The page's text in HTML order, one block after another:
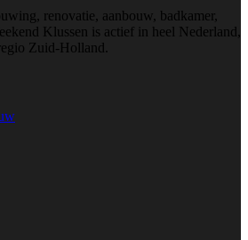
renovatie, aanbouw, badkamer,
Klussen is actief in heel Nederland,
Zuid-Holland.